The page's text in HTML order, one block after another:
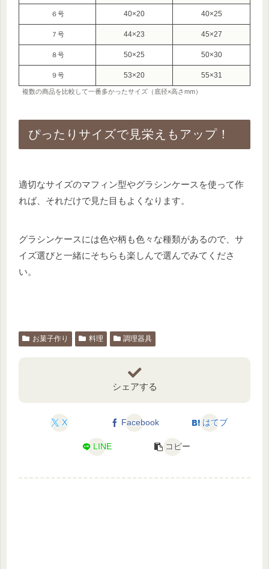
６号 40×20 40×25
７号 44×23 45×27
８号 50×25 50×30
９号 53×20 55×31
複数の商品を比較して一番多かったサイズ（底径×高さmm）
ぴったりサイズで見栄えもアップ！
適切なサイズのマフィン型やグラシンケースを使って作
れば、それだけで見た目もよくなります。
グラシンケースには色や柄も色々な種類があるので、サ
イズ選びと一緒にそちらも楽しんで選んでみてくださ
い。
お菓子作り 料理 調理器具
シェアする
X Facebook はてブ
LINE コピー